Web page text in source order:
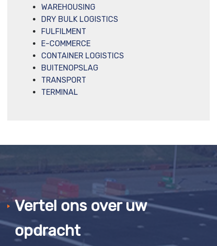
WAREHOUSING
DRY BULK LOGISTICS
FULFILMENT
E-COMMERCE
CONTAINER LOGISTICS
BUITENOPSLAG
TRANSPORT
TERMINAL
Vertel ons over uw
opdracht